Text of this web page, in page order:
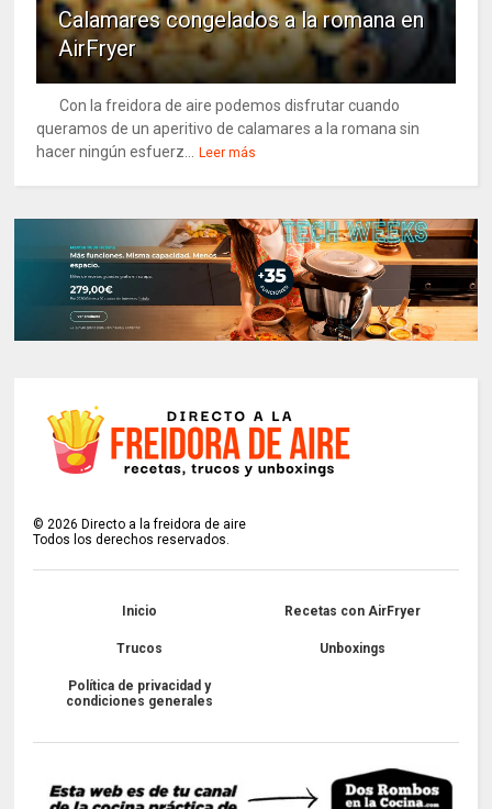
Calamares congelados a la romana en
AirFryer
Con la freidora de aire podemos disfrutar cuando
queramos de un aperitivo de calamares a la romana sin
hacer ningún esfuerz... Leer más
© 2026 Directo a la freidora de aire
Todos los derechos reservados.
Inicio Recetas con AirFryer
Trucos Unboxings
Política de privacidad y
condiciones generales